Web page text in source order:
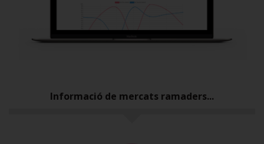
Informació de mercats ramaders...